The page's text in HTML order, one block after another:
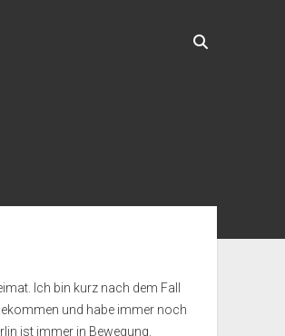
Ich bin kurz nach dem Fall
und habe immer noch
ist immer in Bewegung.